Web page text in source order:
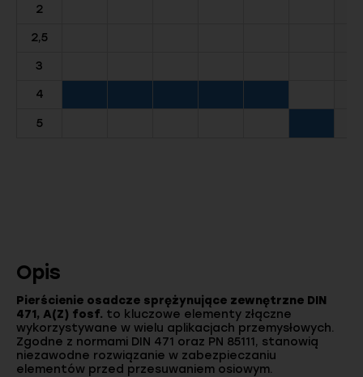
2
2,5
3
4
5
Opis
Pierścienie osadcze sprężynujące zewnętrzne DIN
471, A(Z) fosf. to kluczowe elementy złączne
wykorzystywane w wielu aplikacjach przemysłowych.
Zgodne z normami DIN 471 oraz PN 85111, stanowią
niezawodne rozwiązanie w zabezpieczaniu
elementów przed przesuwaniem osiowym.